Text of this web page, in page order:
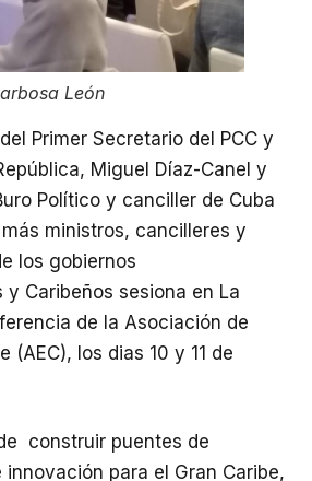
León
Primer Secretario del PCC y
Miguel Díaz-Canel y
Político y canciller de Cuba
ministros, cancilleres y
los gobiernos
y Caribeños sesiona en La
de la Asociación de
(AEC), los dias 10 y 11 de
construir puentes de
para el Gran Caribe,